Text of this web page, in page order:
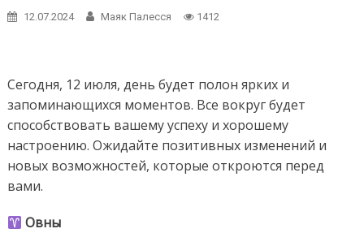
12.07.2024 Маяк Палесся 1412
Сегодня, 12 июля, день будет полон ярких и
запоминающихся моментов. Все вокруг будет
способствовать вашему успеху и хорошему
настроению. Ожидайте позитивных изменений и
новых возможностей, которые откроются перед
вами.
Овны